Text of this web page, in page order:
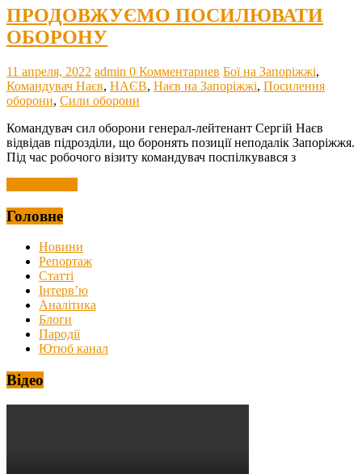
ПРОДОВЖУЄМО ПОСИЛЮВАТИ
ОБОРОНУ
11 апреля, 2022 admin 0 Комментариев Бої на Запоріжжі,
Командувач Наєв, НАЄВ, Наєв на Запоріжжі, Посилення
оборони, Сили оборони
Командувач сил оборони генерал-лейтенант Сергій Наєв
відвідав підрозділи, що боронять позиції неподалік Запоріжжя.
Під час робочого візиту командувач поспілкувався з
Головне
Новини
Репортаж
Статті
Інтерв’ю
Аналітика
Блоги
Пародії
Ютюб канал
Відео